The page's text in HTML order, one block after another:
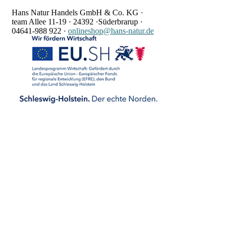
Hans Natur Handels GmbH & Co. KG ·
team Allee 11-19 · 24392 ·Süderbrarup ·
04641-988 922 · onlineshop@hans-natur.de